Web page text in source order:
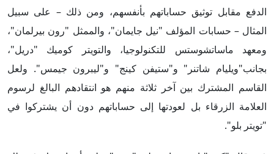
الدفع مقابل توثيق حساباتهم بأنفسهم، ومن ذلك – على سبيل
المثال – حسابات المؤلف "نيل جايمان"، والممثل "رون بيرلمان"،
ومعهد ماساتشوستس للتكنولوجيا، والتويتر كوميك "دريل"،
بجانب"ويليام شاتنر" و"ستيفن كينج" و"ليبرون جيمس". ولعل
القاسم المشترك بين آخر ثلاثة منهم هو انتقادهم البالغ لرسوم
العلامة الزرقاء بل لعودتها إلى حساباتهم دون أن يشتركوا في
"تويتر بلو".